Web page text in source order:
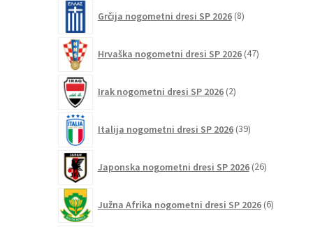
Grčija nogometni dresi SP 2026 8izdelkov
Hrvaška nogometni dresi SP 2026 47izdelkov
Irak nogometni dresi SP 2026 2izdelka
Italija nogometni dresi SP 2026 39izdelkov
Japonska nogometni dresi SP 2026 26izdelkov
Južna Afrika nogometni dresi SP 2026 6izdelkov